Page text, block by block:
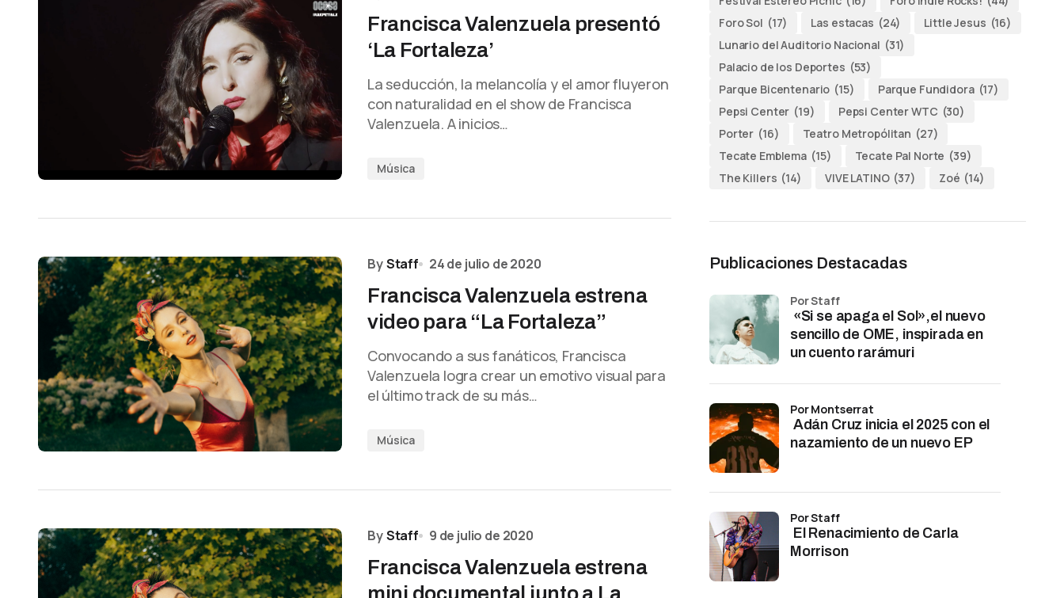
Francisca Valenzuela presentó
‘La Fortaleza’
La seducción, la melancolía y el amor fluyeron
con naturalidad en el show de Francisca
Valenzuela. A inicios…
Música
ByStaff 24 de julio de 2020
Francisca Valenzuela estrena
video para “La Fortaleza”
Convocando a sus fanáticos, Francisca
Valenzuela logra crear un emotivo visual para
el último track de su más…
Música
ByStaff 9 de julio de 2020
Francisca Valenzuela estrena
mini documental junto a La
Foro Sol (17) Las estacas (24) Little Jesus (16)
Lunario del Auditorio Nacional (31)
Palacio de los Deportes (53)
Parque Bicentenario (15) Parque Fundidora (17)
Pepsi Center (19) Pepsi Center WTC (30)
Porter (16) Teatro Metropólitan (27)
Tecate Emblema (15) Tecate Pal Norte (39)
The Killers (14) VIVE LATINO (37) Zoé (14)
Publicaciones Destacadas
«Si se apaga el Sol»,el nuevo
sencillo de OME, inspirada en
un cuento rarámuri
por Staff
Adán Cruz inicia el 2025 con el
nazamiento de un nuevo EP
por Montserrat
El Renacimiento de Carla
Morrison
por Staff